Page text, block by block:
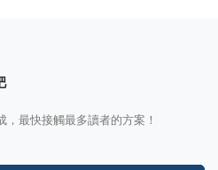
最快接觸最多讀者的方案！